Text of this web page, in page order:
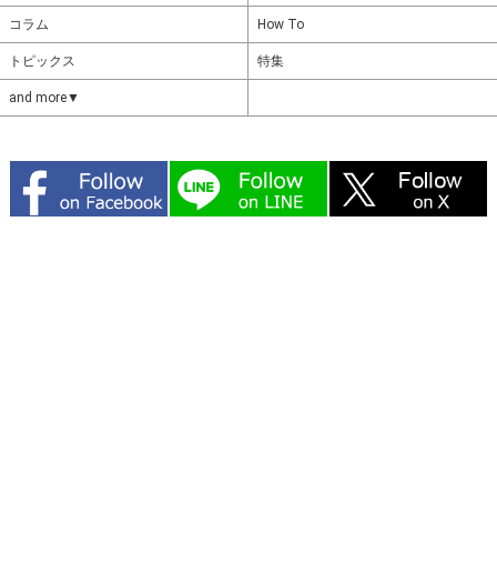
コラム How To
トピックス 特集
and more▼